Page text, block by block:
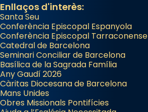
Enllaços d'interès:
Santa Seu
Conferència Episcopal Espanyola
Conferència Episcopal Tarraconense
Catedral de Barcelona
Seminari Conciliar de Barcelona
Basílica de la Sagrada Família
Any Gaudí 2026
Càritas Diocesana de Barcelona
Mans Unides
Obres Missionals Pontifícies